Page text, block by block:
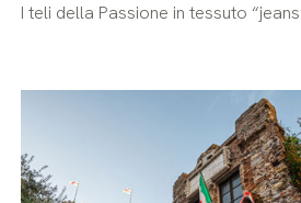
I teli della Passione in tessuto